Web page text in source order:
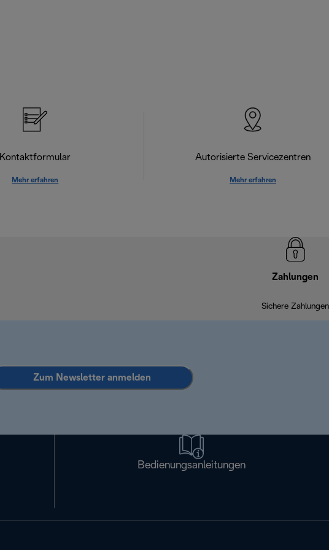
Kontaktformular
Mehr erfahren
Autorisierte Servicezentren
Mehr erfahren
Zahlungen
Sichere Zahlungen
Zum Newsletter anmelden
Bedienungsanleitungen